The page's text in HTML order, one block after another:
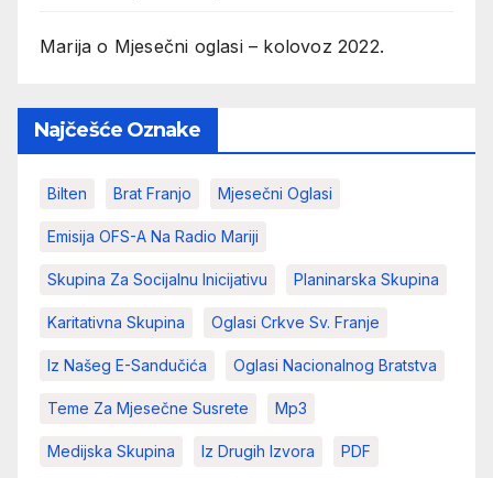
Marija o Mjesečni oglasi – kolovoz 2022.
Najčešće Oznake
Bilten Brat Franjo Mjesečni Oglasi
Emisija OFS-A Na Radio Mariji
Skupina Za Socijalnu Inicijativu Planinarska Skupina
Karitativna Skupina Oglasi Crkve Sv. Franje
Iz Našeg E-Sandučića Oglasi Nacionalnog Bratstva
Teme Za Mjesečne Susrete Mp3
Medijska Skupina Iz Drugih Izvora PDF